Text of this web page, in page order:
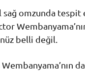
sağ omzunda tespit
belli değil.